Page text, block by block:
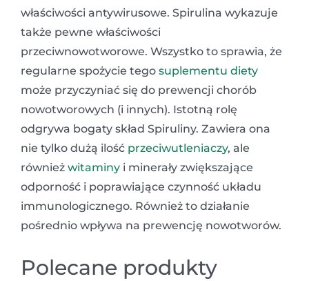
właściwości antywirusowe. Spirulina wykazuje
także pewne właściwości
przeciwnowotworowe. Wszystko to sprawia, że
regularne spożycie tego suplementu diety
może przyczyniać się do prewencji chorób
nowotworowych (i innych). Istotną rolę
odgrywa bogaty skład Spiruliny. Zawiera ona
nie tylko dużą ilość przeciwutleniaczy, ale
również witaminy i minerały zwiększające
odporność i poprawiające czynność układu
immunologicznego. Również to działanie
pośrednio wpływa na prewencję nowotworów.
Polecane produkty